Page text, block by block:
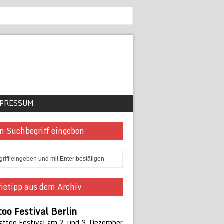
Suchbegriff eingeben
aus dem Archiv
Festival Berlin